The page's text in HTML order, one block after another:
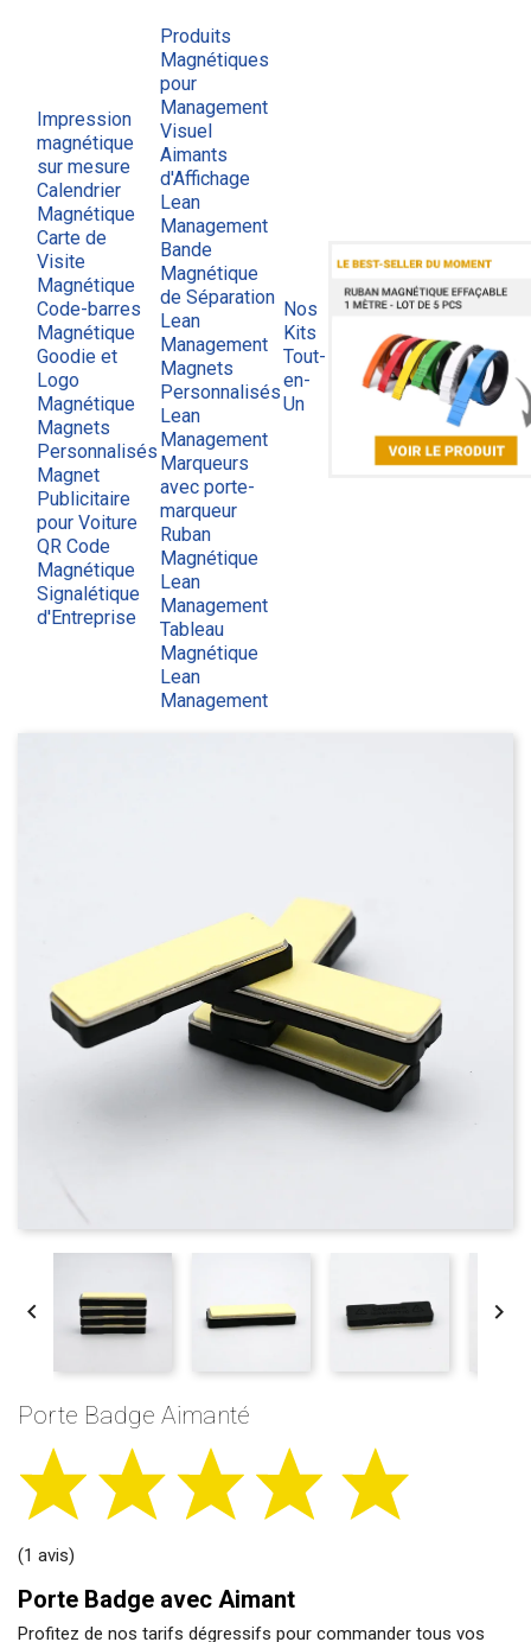
Impression
magnétique
sur mesure
Calendrier
Magnétique
Carte de
Visite
Magnétique
Code-barres
Magnétique
Goodie et
Logo
Magnétique
Magnets
Personnalisés
Magnet
Publicitaire
pour Voiture
QR Code
Magnétique
Signalétique
d'Entreprise
Produits
Magnétiques
pour
Management
Visuel
Aimants
d'Affichage
Lean
Management
Bande
Magnétique
de Séparation
Lean
Management
Magnets
Personnalisés
Lean
Management
Marqueurs
avec porte-
marqueur
Ruban
Magnétique
Lean
Management
Tableau
Magnétique
Lean
Management
Nos
Kits
Tout-
en-
Un
 
Porte Badge Aimanté
(1 avis)
Porte Badge avec Aimant
Profitez de nos tarifs dégressifs pour commander tous vos